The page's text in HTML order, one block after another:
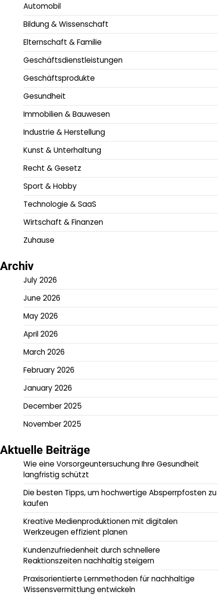
Automobil
Bildung & Wissenschaft
Elternschaft & Familie
Geschäftsdienstleistungen
Geschäftsprodukte
Gesundheit
Immobilien & Bauwesen
Industrie & Herstellung
Kunst & Unterhaltung
Recht & Gesetz
Sport & Hobby
Technologie & SaaS
Wirtschaft & Finanzen
Zuhause
Archiv
July 2026
June 2026
May 2026
April 2026
March 2026
February 2026
January 2026
December 2025
November 2025
Aktuelle Beiträge
Wie eine Vorsorgeuntersuchung Ihre Gesundheit
langfristig schützt
Die besten Tipps, um hochwertige Absperrpfosten zu
kaufen
Kreative Medienproduktionen mit digitalen
Werkzeugen effizient planen
Kundenzufriedenheit durch schnellere
Reaktionszeiten nachhaltig steigern
Praxisorientierte Lernmethoden für nachhaltige
Wissensvermittlung entwickeln